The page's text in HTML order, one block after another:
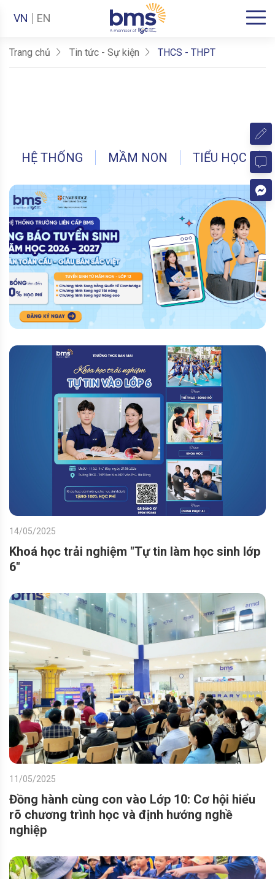
VN EN
Trang chủ Tin tức - Sự kiện THCS - THPT
HỆ THỐNG MẦM NON TIỂU HỌC
14/05/2025
Khoá học trải nghiệm "Tự tin làm học sinh lớp
6"
11/05/2025
Đồng hành cùng con vào Lớp 10: Cơ hội hiểu
rõ chương trình học và định hướng nghề
nghiệp